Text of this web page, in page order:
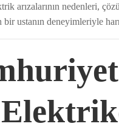
arızalarının nedenleri,
bir ustanın deneyimleriyle